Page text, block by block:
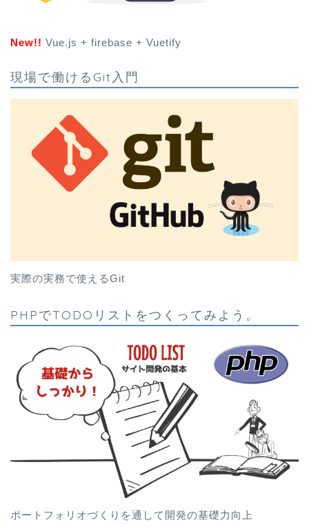
New!! Vue.js + firebase + Vuetify
現場で働けるGit入門
実際の実務で使えるGit
PHPでTODOリストをつくってみよう。
ポートフォリオづくりを通して開発の基礎力向上